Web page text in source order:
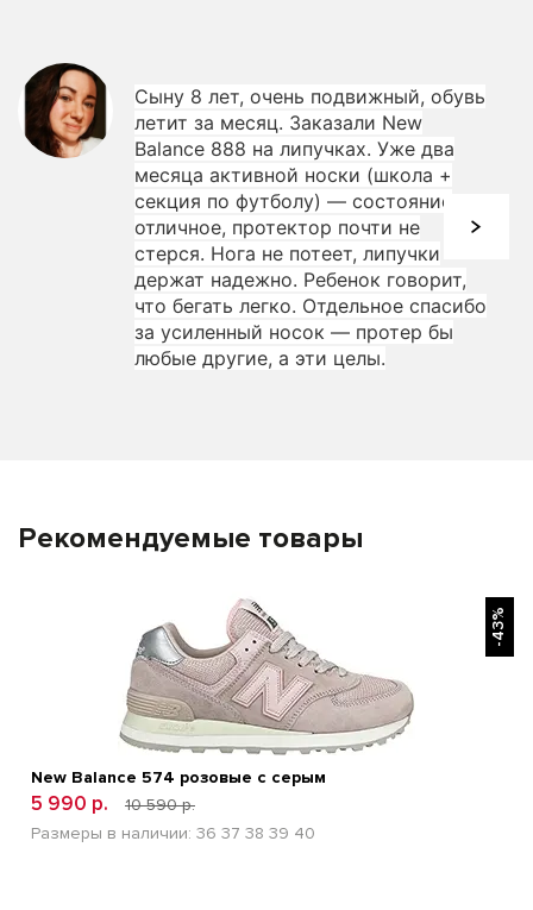
Сыну 8 лет, очень подвижный, обувь
летит за месяц. Заказали New
Balance 888 на липучках. Уже два
месяца активной носки (школа +
секция по футболу) — состояние
отличное, протектор почти не
стерся. Нога не потеет, липучки
держат надежно. Ребенок говорит,
что бегать легко. Отдельное спасибо
за усиленный носок — протер бы
любые другие, а эти целы.
Рекомендуемые товары
-43%
New Balance 574 розовые с серым
5 990 р.
10 590 р.
Размеры в наличии: 36 37 38 39 40